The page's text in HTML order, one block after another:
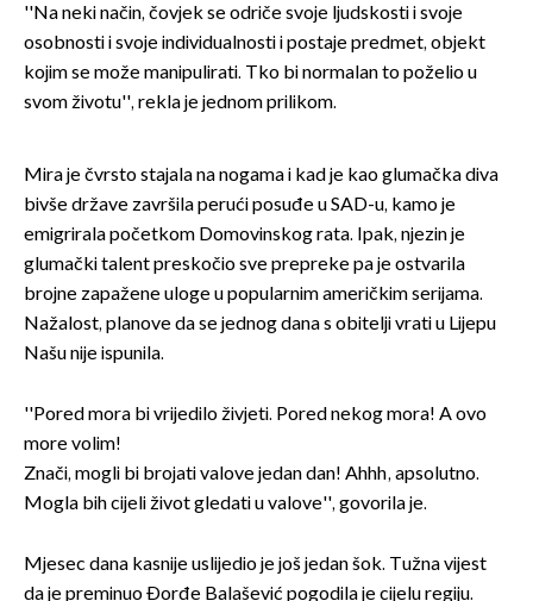
''Na neki način, čovjek se odriče svoje ljudskosti i svoje
osobnosti i svoje individualnosti i postaje predmet, objekt
kojim se može manipulirati. Tko bi normalan to poželio u
svom životu'', rekla je jednom prilikom.
Mira je čvrsto stajala na nogama i kad je kao glumačka diva
bivše države završila perući posuđe u SAD-u, kamo je
emigrirala početkom Domovinskog rata. Ipak, njezin je
glumački talent preskočio sve prepreke pa je ostvarila
brojne zapažene uloge u popularnim američkim serijama.
Nažalost, planove da se jednog dana s obitelji vrati u Lijepu
Našu nije ispunila.
''Pored mora bi vrijedilo živjeti. Pored nekog mora! A ovo
more volim!
Znači, mogli bi brojati valove jedan dan! Ahhh, apsolutno.
Mogla bih cijeli život gledati u valove'', govorila je.
Mjesec dana kasnije uslijedio je još jedan šok. Tužna vijest
da je preminuo Đorđe Balašević pogodila je cijelu regiju.